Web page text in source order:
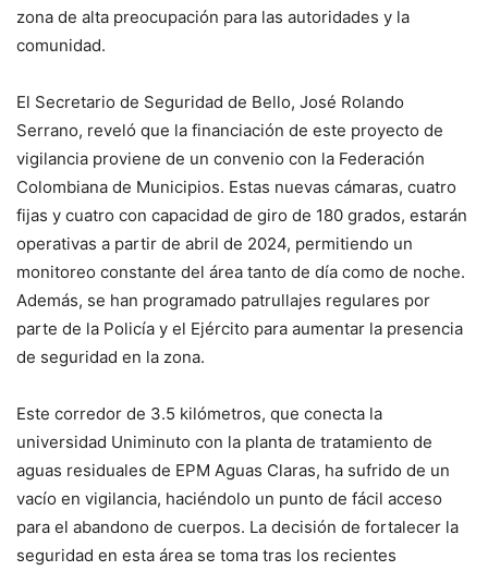
zona de alta preocupación para las autoridades y la
comunidad.
El Secretario de Seguridad de Bello, José Rolando
Serrano, reveló que la financiación de este proyecto de
vigilancia proviene de un convenio con la Federación
Colombiana de Municipios. Estas nuevas cámaras, cuatro
fijas y cuatro con capacidad de giro de 180 grados, estarán
operativas a partir de abril de 2024, permitiendo un
monitoreo constante del área tanto de día como de noche.
Además, se han programado patrullajes regulares por
parte de la Policía y el Ejército para aumentar la presencia
de seguridad en la zona.
Este corredor de 3.5 kilómetros, que conecta la
universidad Uniminuto con la planta de tratamiento de
aguas residuales de EPM Aguas Claras, ha sufrido de un
vacío en vigilancia, haciéndolo un punto de fácil acceso
para el abandono de cuerpos. La decisión de fortalecer la
seguridad en esta área se toma tras los recientes